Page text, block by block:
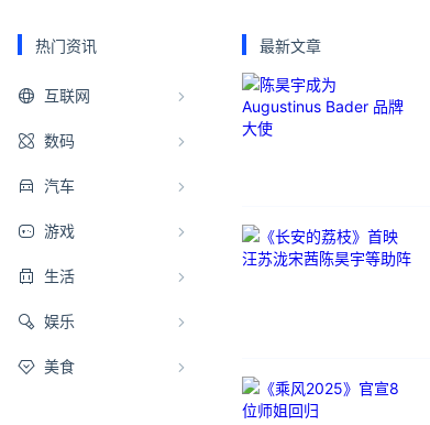
热门资讯
互联网
数码
汽车
游戏
生活
娱乐
美食
最新文章